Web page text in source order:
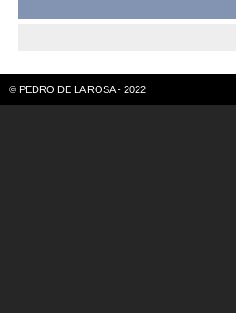
© PEDRO DE LA ROSA - 2022